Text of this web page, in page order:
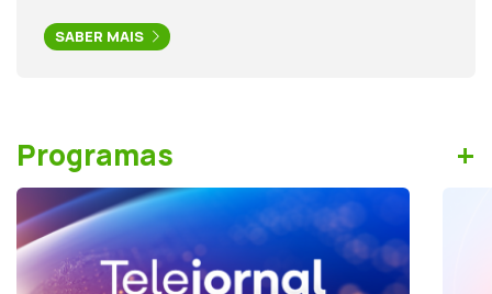
SABER MAIS
Programas +